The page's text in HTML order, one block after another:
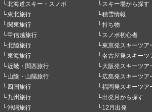
北海道スキー・スノボ
東北旅行
関東旅行
甲信越旅行
北陸旅行
東海旅行
近畿・関西旅行
山陰・山陽旅行
四国旅行
九州旅行
沖縄旅行
スキー場から探す
積雪情報
持ち物
スノボ初心者
東京発スキーツア
名古屋発スキーツ
大阪発スキーツア
広島発スキーツア
福岡発スキーツア
出発月から探す
12月出発